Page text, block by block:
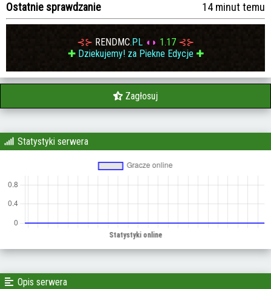
Ostatnie sprawdzanie
14 minut temu
⊰⊱ RENDMC.PL ◖◗ 1.17 ⊰⊱
✚ Dziekujemy! za Piekne Edycje ✚
Zagłosuj
Statystyki serwera
Opis serwera